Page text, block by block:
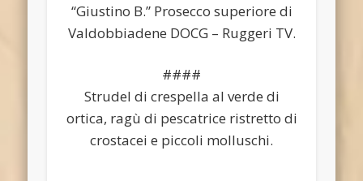
“Giustino B.” Prosecco superiore di
Valdobbiadene DOCG – Ruggeri TV.
####
Strudel di crespella al verde di
ortica, ragù di pescatrice ristretto di
crostacei e piccoli molluschi.